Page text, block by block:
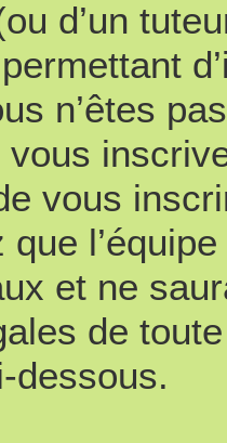
d’un
n’êtes
vous
que
et ne
de
dessous.